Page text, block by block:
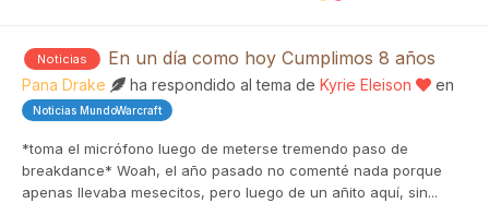
Noticias En un día como hoy Cumplimos 8 años
Pana Drake ha respondido al tema de Kyrie Eleison en
Noticias MundoWarcraft
*toma el micrófono luego de meterse tremendo paso de
breakdance* Woah, el año pasado no comenté nada porque
apenas llevaba mesecitos, pero luego de un añito aquí, sin...